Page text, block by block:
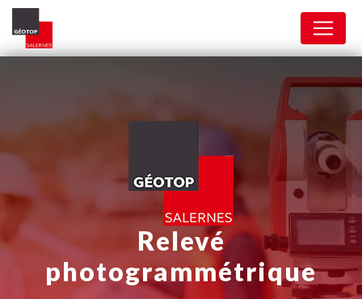
Relevé
photogrammétrique
Panneau de gestion des cookies